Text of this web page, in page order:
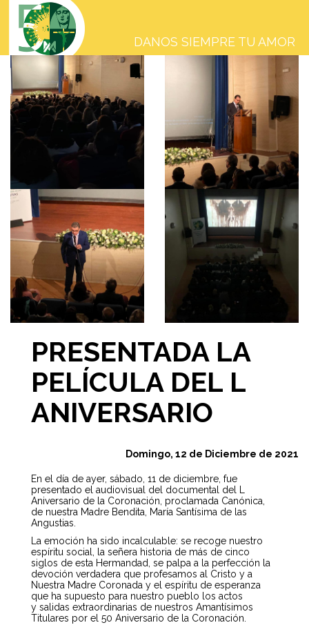
Pasar
contenido
principal
DANOS SIEMPRE TU AMOR
PRESENTADA LA
PELÍCULA DEL L
ANIVERSARIO
Domingo, 12 de Diciembre de 2021
En el día de ayer, sábado, 11 de diciembre, fue
presentado el audiovisual del documental del L
Aniversario de la Coronación, proclamada Canónica,
de nuestra Madre Bendita, María Santísima de las
Angustias.
La emoción ha sido incalculable: se recoge nuestro
espíritu social, la señera historia de más de cinco
siglos de esta Hermandad, se palpa a la perfección la
devoción verdadera que profesamos al Cristo y a
Nuestra Madre Coronada y el espíritu de esperanza
que ha supuesto para nuestro pueblo los actos
y salidas extraordinarias de nuestros Amantísimos
Titulares por el 50 Aniversario de la Coronación.